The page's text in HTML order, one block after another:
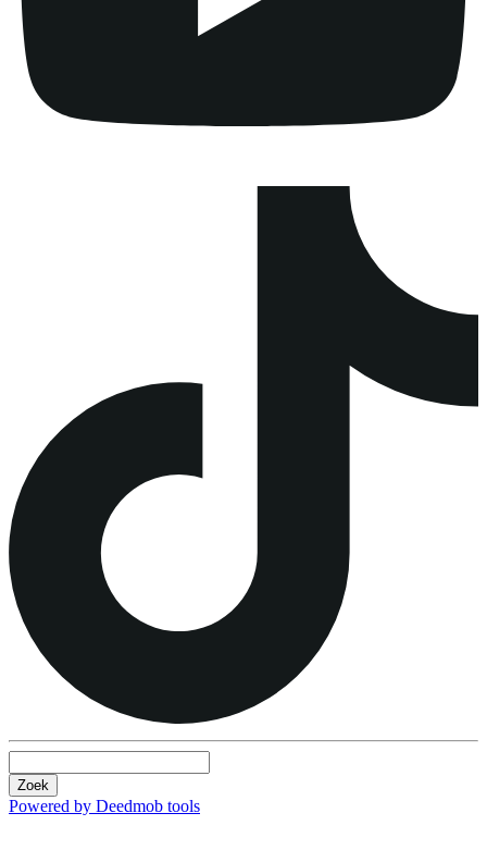
Zoek
Powered by Deedmob tools